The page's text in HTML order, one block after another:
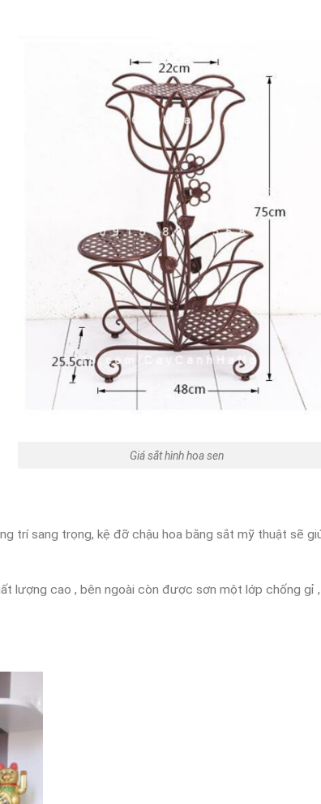
Giá sắt hình hoa sen
trí sang trọng, kệ đỡ chậu hoa bằng sắt mỹ thuật sẽ
lượng cao , bên ngoài còn được sơn một lớp chống gỉ ,